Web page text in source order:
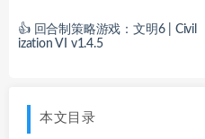
👍 回合制策略游戏：文明6 | Civil
ization VI v1.4.5
本文目录